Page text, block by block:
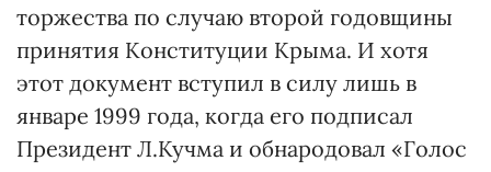
торжества по случаю второй годовщины
принятия Конституции Крыма. И хотя
этот документ вступил в силу лишь в
январе 1999 года, когда его подписал
Президент Л.Кучма и обнародовал «Голос